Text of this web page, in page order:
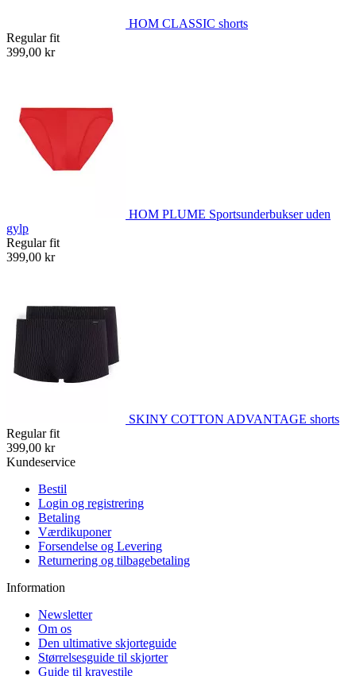
HOM CLASSIC shorts
Regular fit
399,00 kr
HOM PLUME Sportsunderbukser uden
gylp
Regular fit
399,00 kr
SKINY COTTON ADVANTAGE shorts
Regular fit
399,00 kr
Kundeservice
Bestil
Login og registrering
Betaling
Værdikuponer
Forsendelse og Levering
Returnering og tilbagebetaling
Information
Newsletter
Om os
Den ultimative skjorteguide
Størrelsesguide til skjorter
Guide til kravestile